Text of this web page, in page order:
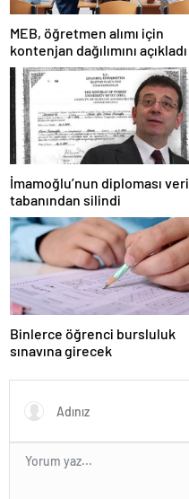
MEB, öğretmen alımı için
kontenjan dağılımını açıkladı
İmamoğlu’nun diploması veri
tabanından silindi
Binlerce öğrenci bursluluk
sınavına girecek